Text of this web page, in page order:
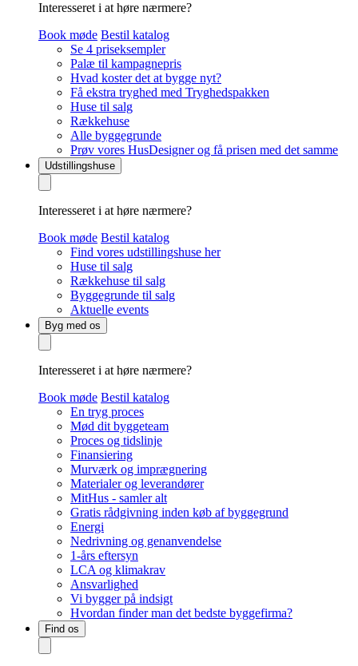
Interesseret i at høre nærmere?
Book møde Bestil katalog
Se 4 priseksempler
Palæ til kampagnepris
Hvad koster det at bygge nyt?
Få ekstra tryghed med Tryghedspakken
Huse til salg
Rækkehuse
Alle byggegrunde
Prøv vores HusDesigner og få prisen med det samme
Udstillingshuse
Interesseret i at høre nærmere?
Book møde Bestil katalog
Find vores udstillingshuse her
Huse til salg
Rækkehuse til salg
Byggegrunde til salg
Aktuelle events
Byg med os
Interesseret i at høre nærmere?
Book møde Bestil katalog
En tryg proces
Mød dit byggeteam
Proces og tidslinje
Finansiering
Murværk og imprægnering
Materialer og leverandører
MitHus - samler alt
Gratis rådgivning inden køb af byggegrund
Energi
Nedrivning og genanvendelse
1-års eftersyn
LCA og klimakrav
Ansvarlighed
Vi bygger på indsigt
Hvordan finder man det bedste byggefirma?
Find os